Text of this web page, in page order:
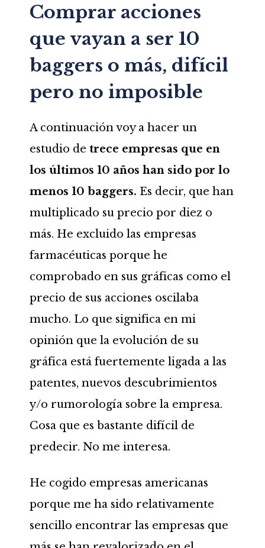
Comprar acciones
que vayan a ser 10
baggers o más, difícil
pero no imposible
A continuación voy a hacer un
estudio de trece empresas que en
los últimos 10 años han sido por lo
menos 10 baggers. Es decir, que han
multiplicado su precio por diez o
más. He excluido las empresas
farmacéuticas porque he
comprobado en sus gráficas como el
precio de sus acciones oscilaba
mucho. Lo que significa en mi
opinión que la evolución de su
gráfica está fuertemente ligada a las
patentes, nuevos descubrimientos
y/o rumorología sobre la empresa.
Cosa que es bastante difícil de
predecir. No me interesa.
He cogido empresas americanas
porque me ha sido relativamente
sencillo encontrar las empresas que